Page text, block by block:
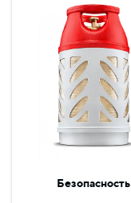
Безопасность